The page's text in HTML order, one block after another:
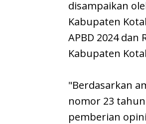
disampaikan
Kabupaten
APBD 2024 dan
Kabupaten
"Berdasarkan
nomor 23
pemberian